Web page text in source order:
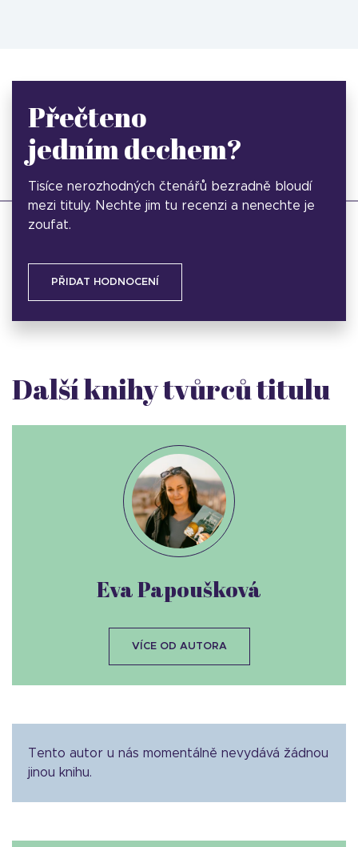
Přečteno
jedním dechem?
Tisíce nerozhodných čtenářů bezradně bloudí
mezi tituly. Nechte jim tu recenzi a nenechte je
zoufat.
PŘIDAT HODNOCENÍ
Další knihy tvůrců titulu
Tento autor u nás momentálně nevydává žádnou
jinou knihu.
Eva Papoušková
VÍCE OD AUTORA